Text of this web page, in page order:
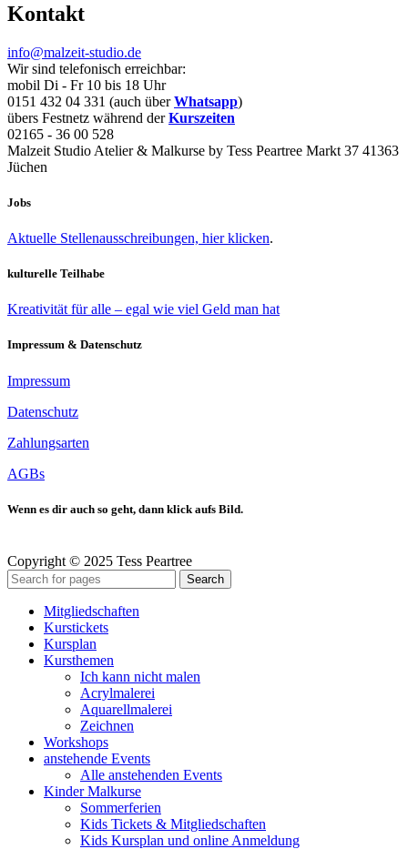
Kontakt
info@malzeit-studio.de
Wir sind telefonisch erreichbar:
mobil Di - Fr 10 bis 18 Uhr
0151 432 04 331 (auch überWhatsapp)
übers Festnetz während derKurszeiten
02165 - 36 00 528
Malzeit Studio Atelier & Malkurse by Tess Peartree Markt 37 41363
Jüchen
Jobs
Aktuelle Stellenausschreibungen, hier klicken.
kulturelle Teilhabe
Kreativität für alle – egal wie viel Geld man hat
Impressum & Datenschutz
Impressum
Datenschutz
Zahlungsarten
AGBs
Wenn es dir auch so geht, dann klick aufs Bild.
Copyright © 2025 Tess Peartree
Search
Mitgliedschaften
Kurstickets
Kursplan
Kursthemen
Ich kann nicht malen
Acrylmalerei
Aquarellmalerei
Zeichnen
Workshops
anstehende Events
Alle anstehenden Events
Kinder Malkurse
Sommerferien
Kids Tickets & Mitgliedschaften
Kids Kursplan und online Anmeldung